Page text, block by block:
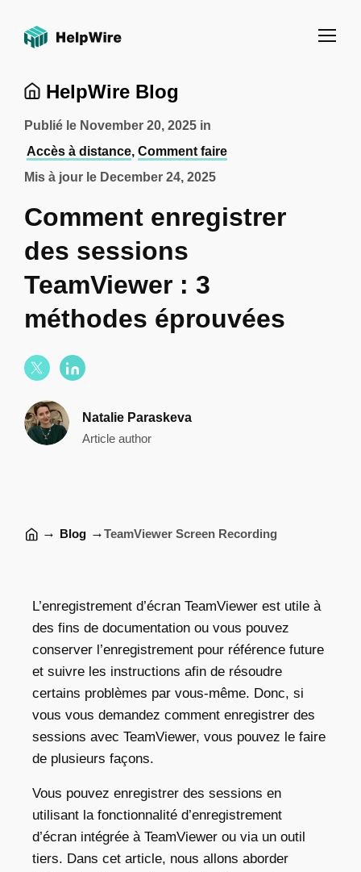
HelpWire Blog
Mis à jour le December 24, 2025
Publié le November 20, 2025 in
Accès à distance, Comment faire
Comment enregistrer
des sessions
TeamViewer : 3
méthodes éprouvées
Natalie Paraskeva
Article author
→ Blog →TeamViewer Screen Recording
L’enregistrement d’écran TeamViewer est utile à
des fins de documentation ou vous pouvez
conserver l’enregistrement pour référence future
et suivre les instructions afin de résoudre
certains problèmes par vous-même. Donc, si
vous vous demandez comment enregistrer des
sessions avec TeamViewer, vous pouvez le faire
de plusieurs façons.
Vous pouvez enregistrer des sessions en
utilisant la fonctionnalité d’enregistrement
d’écran intégrée à TeamViewer ou via un outil
tiers. Dans cet article, nous allons aborder